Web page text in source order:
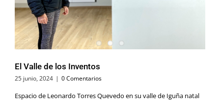
El Valle de los Inventos
25 junio, 2024 | 0 Comentarios
Espacio de Leonardo Torres Quevedo en su valle de Iguña natal